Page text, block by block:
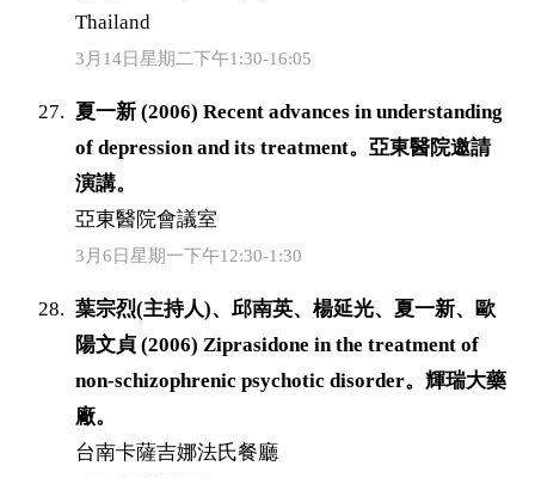
Thailand
3月14日星期二下午1:30-16:05
夏一新 (2006) Recent advances in understanding
of depression and its treatment。亞東醫院邀請
演講。
亞東醫院會議室
3月6日星期一下午12:30-1:30
葉宗烈(主持人)、邱南英、楊延光、夏一新、歐
陽文貞 (2006) Ziprasidone in the treatment of
non-schizophrenic psychotic disorder。輝瑞大藥
廠。
台南卡薩吉娜法氏餐廳